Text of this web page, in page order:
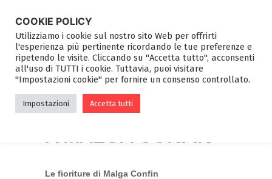
ESCURSIONI
NATURALISTICHE
Le fioriture di Malga Confin
COOKIE POLICY
Utilizziamo i cookie sul nostro sito Web per offrirti
l'esperienza più pertinente ricordando le tue preferenze e
ripetendo le visite. Cliccando su "Accetta tutto", acconsenti
all'uso di TUTTI i cookie. Tuttavia, puoi visitare
"Impostazioni cookie" per fornire un consenso controllato.
Impostazioni Accetta tutti